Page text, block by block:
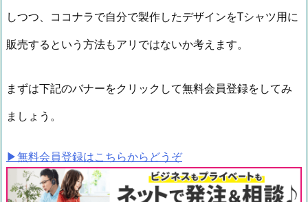
しつつ、ココナラで自分で製作したデザインをTシャツ用に
販売するという方法もアリではないか考えます。
まずは下記のバナーをクリックして無料会員登録をしてみ
ましょう。
▶︎無料会員登録はこちらからどうぞ